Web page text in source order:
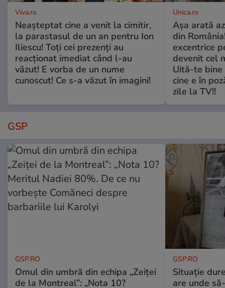
Viva.ro
Neașteptat cine a venit la cimitir,
la parastasul de un an pentru Ion
Iliescu! Toți cei prezenți au
reacționat imediat când l-au
văzut! E vorba de un nume
cunoscut! Ce s-a văzut în imagini!
Unica.ro
Așa arată
din
excentrice
devenit cel
Uită-te bine
cine e în
zile la TV!!
GSP
GSP.RO
Omul din umbră din echipa „Zeiței
de la Montreal”: „Nota 10?
GSP.RO
Situație
are unde